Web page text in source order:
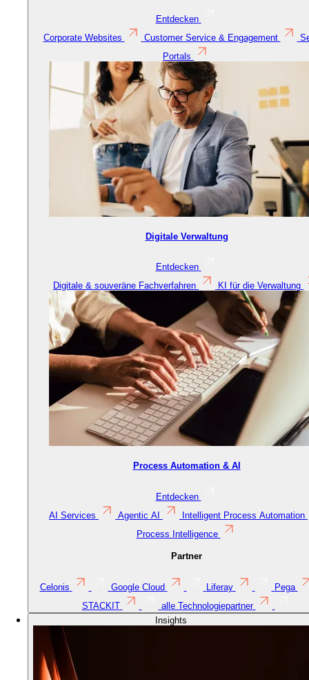
Entdecken
Corporate Websites
Customer Service & Engagement
Portals
Digitale Verwaltung
Entdecken
Digitale & souveräne Fachverfahren
KI für die Verwaltung
Process Automation & AI
Entdecken
AI Services
Agentic AI
Intelligent Process Automation
Process Intelligence
Partner
Celonis Google Cloud Liferay
Pega
STACKIT
alle Technologiepartner
Insights